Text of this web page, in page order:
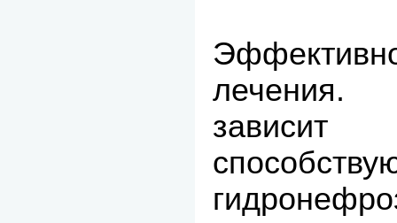
лечения.